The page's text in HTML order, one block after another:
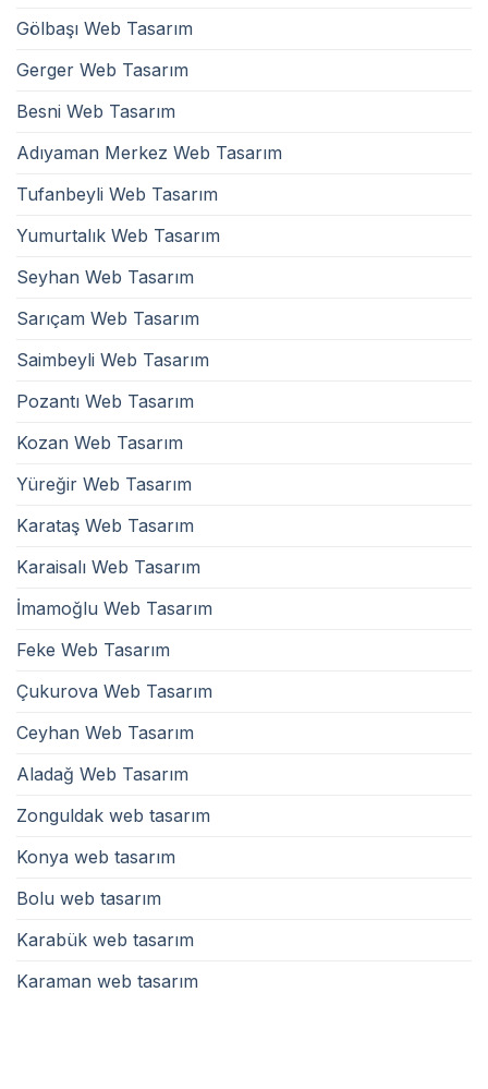
Gölbaşı Web Tasarım
Gerger Web Tasarım
Besni Web Tasarım
Adıyaman Merkez Web Tasarım
Tufanbeyli Web Tasarım
Yumurtalık Web Tasarım
Seyhan Web Tasarım
Sarıçam Web Tasarım
Saimbeyli Web Tasarım
Pozantı Web Tasarım
Kozan Web Tasarım
Yüreğir Web Tasarım
Karataş Web Tasarım
Karaisalı Web Tasarım
İmamoğlu Web Tasarım
Feke Web Tasarım
Çukurova Web Tasarım
Ceyhan Web Tasarım
Aladağ Web Tasarım
Zonguldak web tasarım
Konya web tasarım
Bolu web tasarım
Karabük web tasarım
Karaman web tasarım